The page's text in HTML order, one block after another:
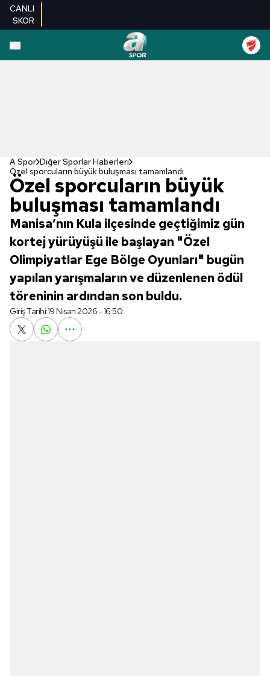
CANLI
SKOR
A Spor Diğer Sporlar Haberleri
Özel sporcuların büyük buluşması tamamlandı
Özel sporcuların büyük
buluşması tamamlandı
Manisa’nın Kula ilçesinde geçtiğimiz gün
kortej yürüyüşü ile başlayan "Özel
Olimpiyatlar Ege Bölge Oyunları" bugün
yapılan yarışmaların ve düzenlenen ödül
töreninin ardından son buldu.
Giriş Tarihi:19 Nisan 2026 - 16:50